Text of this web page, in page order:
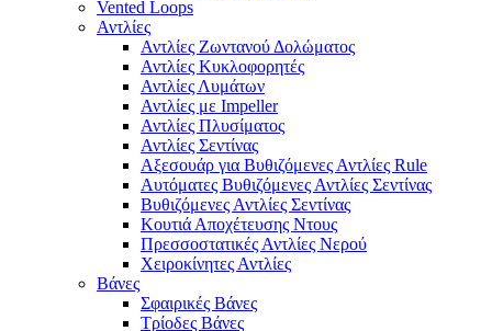
Vented Loops
Αντλίες
Αντλίες Ζωντανού Δολώματος
Αντλίες Κυκλοφορητές
Αντλίες Λυμάτων
Αντλίες με Impeller
Αντλίες Πλυσίματος
Αντλίες Σεντίνας
Αξεσουάρ για Βυθιζόμενες Αντλίες Rule
Αυτόματες Βυθιζόμενες Αντλίες Σεντίνας
Βυθιζόμενες Αντλίες Σεντίνας
Κουτιά Αποχέτευσης Ντους
Πρεσσοστατικές Αντλίες Νερού
Χειροκίνητες Αντλίες
Βάνες
Σφαιρικές Βάνες
Τρίοδες Βάνες